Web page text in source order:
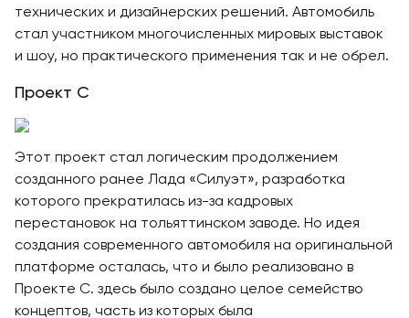
технических и дизайнерских решений. Автомобиль
стал участником многочисленных мировых выставок
и шоу, но практического применения так и не обрел.
Проект С
Этот проект стал логическим продолжением
созданного ранее Лада «Силуэт», разработка
которого прекратилась из-за кадровых
перестановок на тольяттинском заводе. Но идея
создания современного автомобиля на оригинальной
платформе осталась, что и было реализовано в
Проекте С. здесь было создано целое семейство
концептов, часть из которых была